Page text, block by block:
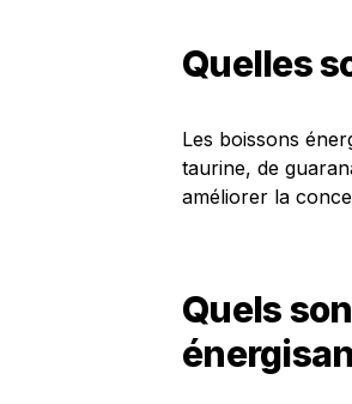
Quelles
Les boissons
taurine, de
améliorer la
Quels